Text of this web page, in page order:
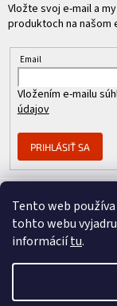
Tento web
tohto webu
informáciítu.
Vložte svoj e-mail a
produktoch na našom
Email
Vložením e-mailu
údajov
PRIHLÁSIŤ SA